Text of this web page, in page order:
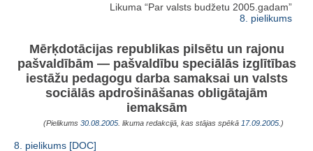
Likuma “Par valsts budžetu 2005.gadam”
8. pielikums
Mērķdotācijas republikas pilsētu un rajonu
pašvaldībām — pašvaldību speciālās izglītības
iestāžu pedagogu darba samaksai un valsts
sociālās apdrošināšanas obligātajām
iemaksām
(Pielikums 30.08.2005 . likuma redakcijā, kas stājas spēkā 17.09.2005. )
8. pielikums [DOC]